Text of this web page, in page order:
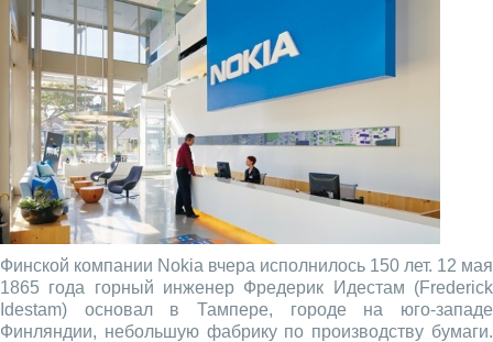
Финской компании Nokia вчера исполнилось 150 лет. 12 мая
1865 года горный инженер Фредерик Идестам (Frederick
Idestam) основал в Тампере, городе на юго-западе
Финляндии, небольшую фабрику по производству бумаги.